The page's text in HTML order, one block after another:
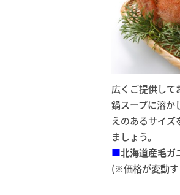
広くご提供して
鍋スープに溶か
えのあるサイズ
ましょう。
■北海道産毛ガ
(※価格が変動